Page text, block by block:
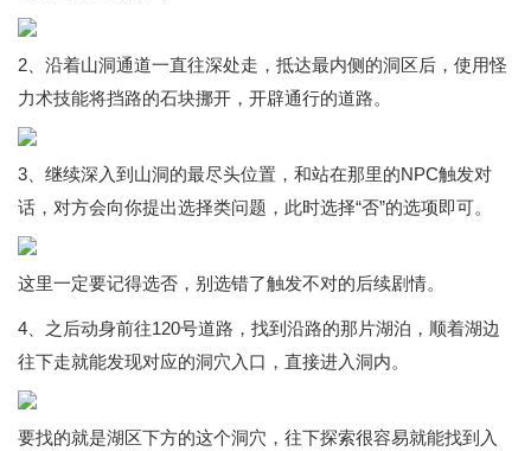
2、沿着山洞通道一直往深处走，抵达最内侧的洞区后，使用怪
力术技能将挡路的石块挪开，开辟通行的道路。
3、继续深入到山洞的最尽头位置，和站在那里的NPC触发对
话，对方会向你提出选择类问题，此时选择“否”的选项即可。
这里一定要记得选否，别选错了触发不对的后续剧情。
4、之后动身前往120号道路，找到沿路的那片湖泊，顺着湖边
往下走就能发现对应的洞穴入口，直接进入洞内。
要找的就是湖区下方的这个洞穴，往下探索很容易就能找到入